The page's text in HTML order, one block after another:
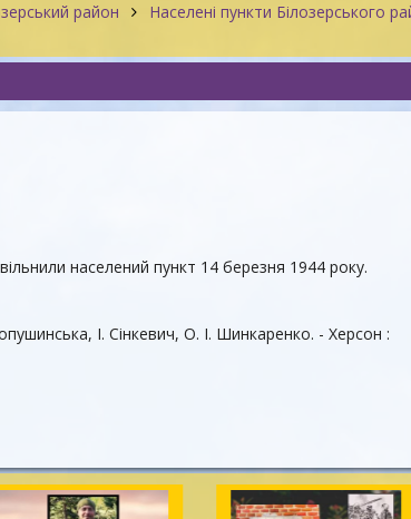
район
Населені пункти Білозерського
населений пункт 14 березня 1944 року.
І. Сінкевич, О. І. Шинкаренко. - Херсон :